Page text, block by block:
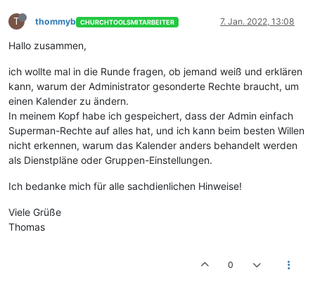
T thommyb CHURCHTOOLSMITARBEITER 7. Jan. 2022, 13:08
Hallo zusammen,
ich wollte mal in die Runde fragen, ob jemand weiß und erklären
kann, warum der Administrator gesonderte Rechte braucht, um
einen Kalender zu ändern.
In meinem Kopf habe ich gespeichert, dass der Admin einfach
Superman-Rechte auf alles hat, und ich kann beim besten Willen
nicht erkennen, warum das Kalender anders behandelt werden
als Dienstpläne oder Gruppen-Einstellungen.
Ich bedanke mich für alle sachdienlichen Hinweise!
Viele Grüße
Thomas
0